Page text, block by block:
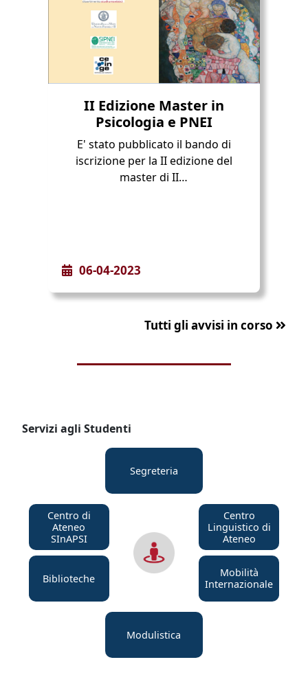
II Edizione Master in
Psicologia e PNEI
E' stato pubblicato il bando di
iscrizione per la II edizione del
master di II…
06-04-2023
Tutti gli avvisi in corso
Servizi agli Studenti
Segreteria
Centro di
Ateneo
SInAPSI
Biblioteche
Centro
Linguistico di
Ateneo
Mobilità
Internazionale
Modulistica